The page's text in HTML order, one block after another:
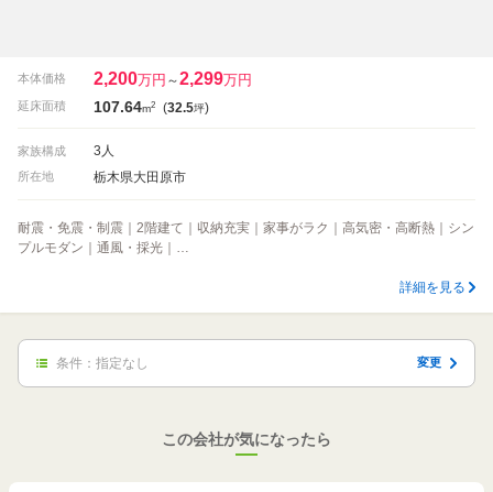
本体価格 2,200万円 ～2,299万円
延床面積 107.64m2 (32.5坪)
家族構成 3人
所在地 栃木県大田原市
耐震・免震・制震｜2階建て｜収納充実｜家事がラク｜高気密・高断熱｜シン
プルモダン｜通風・採光｜…
詳細を見る
条件： 指定なし 変更
この会社が気になったら